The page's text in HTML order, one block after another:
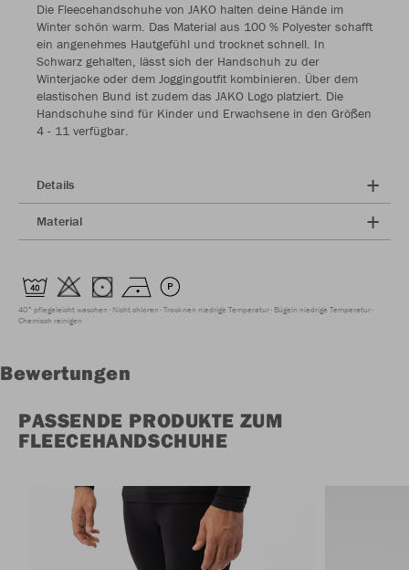
Die Fleecehandschuhe von JAKO halten deine Hände im
Winter schön warm. Das Material aus 100 % Polyester schafft
ein angenehmes Hautgefühl und trocknet schnell. In
Schwarz gehalten, lässt sich der Handschuh zu der
Winterjacke oder dem Joggingoutfit kombinieren. Über dem
elastischen Bund ist zudem das JAKO Logo platziert. Die
Handschuhe sind für Kinder und Erwachsene in den Größen
4 - 11 verfügbar.
Details
Material
40° pflegeleicht waschen Nicht chloren Trocknen niedrige Temperatur Bügeln niedrige Temperatur
Chemisch reinigen
Bewertungen
PASSENDE PRODUKTE ZUM
FLEECEHANDSCHUHE